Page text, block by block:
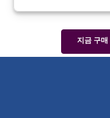
지금 구매